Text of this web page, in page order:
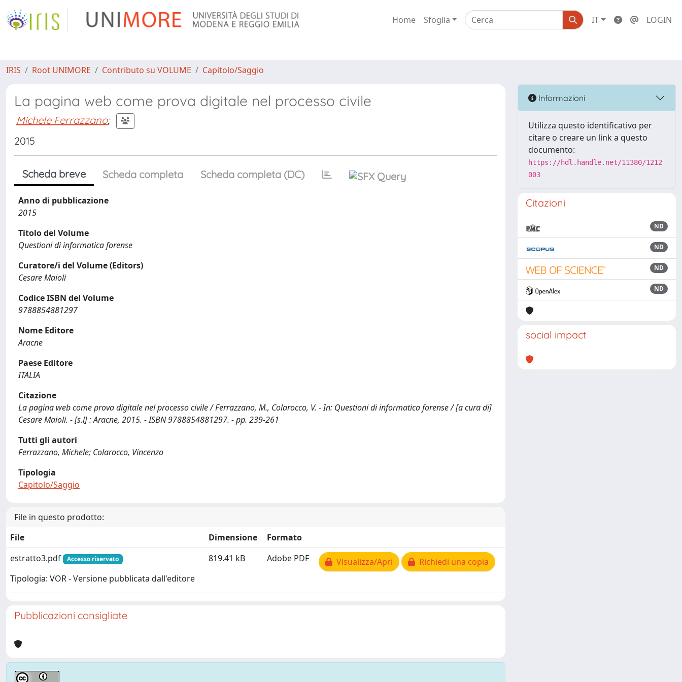
Home Sfoglia IT LOGIN
IRIS Root UNIMORE Contributo su VOLUME Capitolo/Saggio
La pagina web come prova digitale nel processo civile
Michele Ferrazzano;
2015
Scheda breve Scheda completa Scheda completa (DC)
Anno di pubblicazione
2015
Titolo del Volume
Questioni di informatica forense
Curatore/i del Volume (Editors)
Cesare Maioli
Codice ISBN del Volume
9788854881297
Nome Editore
Aracne
Paese Editore
ITALIA
Citazione
La pagina web come prova digitale nel processo civile / Ferrazzano, M., Colarocco, V. - In: Questioni di informatica forense / [a cura di]
Cesare Maioli. - [s.l] : Aracne, 2015. - ISBN 9788854881297. - pp. 239-261
Tutti gli autori
Ferrazzano, Michele; Colarocco, Vincenzo
Tipologia
Capitolo/Saggio
File in questo prodotto:
File
Dimensione
Formato
estratto3.pdf
Accesso riservato
Tipologia: VOR - Versione pubblicata dall'editore
819.41 kB Adobe PDF Visualizza/Apri Richiedi una copia
Pubblicazioni consigliate
Informazioni
Utilizza questo identificativo per
citare o creare un link a questo
documento:
https://hdl.handle.net/11380/1212
003
Citazioni
ND
ND
ND
ND
social impact